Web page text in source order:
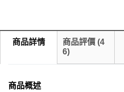
商品詳情 商品評價 (4
6)
商品概述